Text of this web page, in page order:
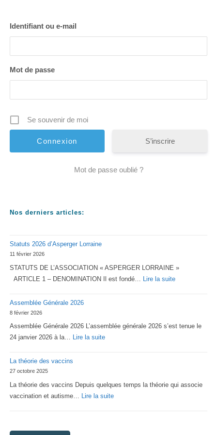
Identifiant ou e-mail
Mot de passe
Se souvenir de moi
S’inscrire
Mot de passe oublié ?
Nos derniers articles:
Statuts 2026 d’Asperger Lorraine
11 février 2026
STATUTS DE L’ASSOCIATION « ASPERGER LORRAINE »
ARTICLE 1 – DENOMINATION Il est fondé… Lire la suite:
Lorraine
Assemblée Générale 2026
8 février 2026
Assemblée Générale 2026 L’assemblée générale 2026 s’est tenue le
24 janvier 2026 à la… Lire la suite:
La théorie des vaccins
27 octobre 2025
La théorie des vaccins Depuis quelques temps la théorie qui associe
vaccination et autisme… Lire la suite: